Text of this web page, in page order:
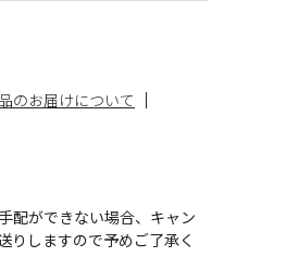
のお届けについて
配ができない場合、キャン
りしますので予めご了承く